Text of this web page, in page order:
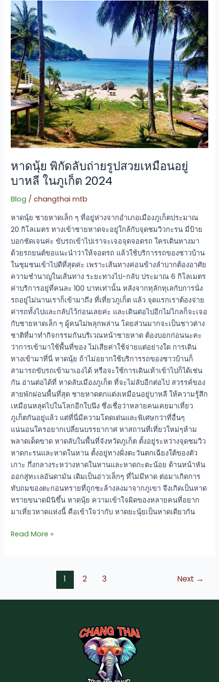
หาดนุ้ย พิกัดลับถ่ายรูปสวยเหมือนอยู่
บาหลี ในภูเก็ต 2024
Blog /changthai mtb
หาดนุ้ย ชายหาดเล็ก ๆ ที่อยู่ห่างจากอำเภอเมืองภูเก็ตประมาณ
20 กิโลเมตร ทางเข้าชายหาดจะอยู่ใกล้กับจุดชมวิวกะรน มีป้าย
บอกชัดเจนค่ะ ขับรถเข้าไปเราจะเจอจุดจอดรถ ใครเดินทางมา
ด้วยรถยนต์ขอแนะนำว่าให้จอดรถ แล้วใช้บริการรถของชาวบ้าน
ในชุมชนเข้าไปดีที่สุดค่ะ เพราะเส้นทางค่อนข้างลำบากต้องอาศัย
ความชำนาญในเส้นทาง ระยะทางไป-กลับ ประมาณ 6 กิโลเมตร
ค่าบริการอยู่ที่คนละ 100 บาทเท่านั้น หลังจากทุลักทุเลกับการนั่ง
รถอยู่ไม่นานเราก็เข้ามาถึง ที่เที่ยวภูเก็ต แล้ว จุดแรกเราต้องจ่าย
ค่ารถทั้งไปและกลับไว้ก่อนเลยค่ะ และเดินต่อไปอีกไม่ไกลก็จะเจอ
กับชายหาดเล็ก ๆ ผู้คนไม่พลุกพล่าน โดยส่วนมากจะเป็นชาวต่าง
ชาติที่มาทำกิจกรรมกันบริเวณหน้าชายหาด ต้องบอกก่อนนะคะ
ว่าการเข้ามาใช้พื้นที่ของ ไม่เสียค่าใช้จ่ายแต่อย่างใด การเดิน
ทางเข้ามาที่นี่ หาดนุ้ย ถ้าไม่อยากใช้บริการรถของชาวบ้านก็
สามารถขับรถเข้ามาเองได้ หรือจะใช้การเดินเท้าเข้าไปก็ได้เช่น
กัน อ่านต่อได้ที่ หาดลับเมืองภูเก็ต ที่จะไม่ลับอีกต่อไป สวรรค์ของ
สายพักผ่อนพื้นที่สุด ชายหาดตกแต่งเหมือนอยู่บาหลี ให้ความรู้สึก
เหมือนหลุดไปในโลกอีกใบนึง ซึ่งเชื่อว่าหลายคนเคยมาเที่ยว
ภูเก็ตกันอยู่แล้ว แต่ที่นี่มีความโดดเด่นและพิเศษกว่าที่อื่นๆ
แน่นอนใครอยากเปลี่ยนบรรยากาศ หาสถานที่เที่ยวใหม่ๆห้าม
พลาดเด็ดขาด หาดลับในพื้นที่จังหวัดภูเก็ต ตั้งอยู่ระหว่างจุดชมวิว
หาดกะรนและหาดในหาน ตั้งอยู่ทางฝั่งตะวันตกเฉียงใต้ของตัว
เกาะ กึ่งกลางระหว่างหาดในหานและหาดกะตะน้อย ด้านหน้าหัน
ออกสู่ทะเลอันดามัน เดิมเป็นอ่าวเล็กๆ ที่ไม่มีหาด ต่อมาเกิดการ
ทับถมของตะกอนทรายที่ถูกชะล้างลงมาจากภูเขา จึงเกิดเป็นหาด
ทรายขนาดมินิขึ้น หาดนุ้ย ความเข้าใจผิดของหลายคนที่อยาก
มาเที่ยวหาดแห่งนี้ คือเข้าใจว่ากับ หาดยะนุ้ยเป็นหาดเดียวกัน
หาด
นุ้ย
พิกัด
ลับ
ถ่าย
รูป
สวย
เหมือน
อยู่
บาหลี
ใน
ภูเก็ต
2024
Read More »
1 2 3 Next →